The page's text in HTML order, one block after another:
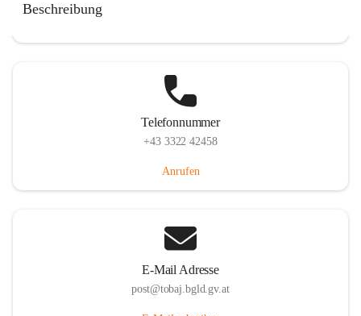
Beschreibung
Telefonnummer
+43 3322 42458
Anrufen
E-Mail Adresse
post@tobaj.bgld.gv.at